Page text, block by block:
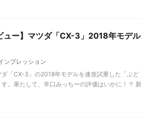
ュー】マツダ「CX-3」2018年モデル
ンプレッション
「CX-3」の2018年モデルを速攻試乗した「ぶど
。果たして、辛口みっちーの評価はいかに！？ 新